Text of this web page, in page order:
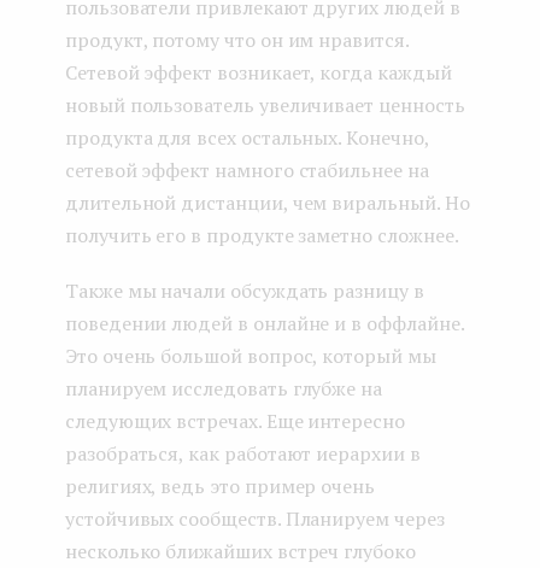
пользователи привлекают других людей в
продукт, потому что он им нравится.
Сетевой эффект возникает, когда каждый
новый пользователь увеличивает ценность
продукта для всех остальных. Конечно,
сетевой эффект намного стабильнее на
длительной дистанции, чем виральный. Но
получить его в продукте заметно сложнее.
Также мы начали обсуждать разницу в
поведении людей в онлайне и в оффлайне.
Это очень большой вопрос, который мы
планируем исследовать глубже на
следующих встречах. Еще интересно
разобраться, как работают иерархии в
религиях, ведь это пример очень
устойчивых сообществ. Планируем через
несколько ближайших встреч глубоко